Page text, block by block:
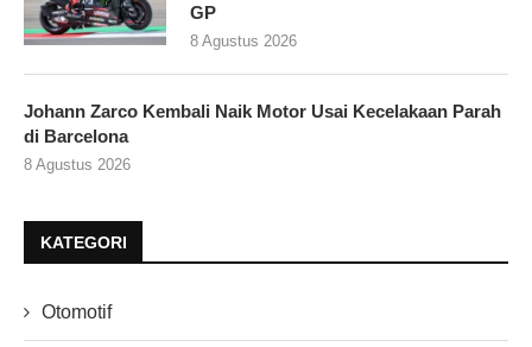
GP
8 Agustus 2026
Johann Zarco Kembali Naik Motor Usai Kecelakaan Parah
di Barcelona
8 Agustus 2026
KATEGORI
Otomotif